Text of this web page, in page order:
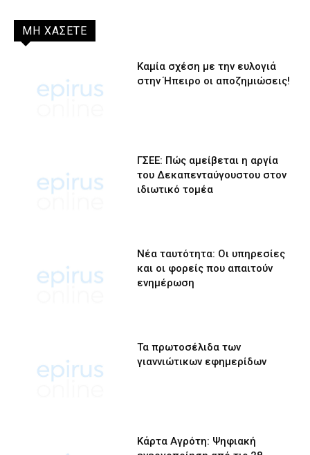
ΜΗ ΧΑΣΕΤΕ
Καμία σχέση με την ευλογιά
στην Ήπειρο οι αποζημιώσεις!
ΓΣΕΕ: Πώς αμείβεται η αργία
του Δεκαπενταύγουστου στον
ιδιωτικό τομέα
Νέα ταυτότητα: Οι υπηρεσίες
και οι φορείς που απαιτούν
ενημέρωση
Τα πρωτοσέλιδα των
γιαννιώτικων εφημερίδων
Κάρτα Αγρότη: Ψηφιακή